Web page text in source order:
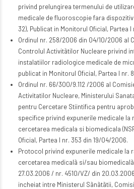
privind prelungirea termenului de
medicale de fluoroscopie fara
32), Publicat in Monitorul Oficial, Partea I
Ordinul nr. 258/2006 din 04/10/2006 al
Controlul Activitãtilor Nucleare privind
instalatiilor radiologice medicale de
publicat in Monitorul Oficial, Partea I nr.
Ordinul nr. 66/300/9.112 /2006 al
Activitatilor Nucleare, Ministerului
pentru Cercetare Stiintifica pentru
specifice privind expunerile medicale la
cercetarea medicala si biomedicala
Oficial, Partea I nr. 353 din 19/04/2006.
Protocol privind expunerile medicale la
cercetarea medicalã si/sau
27.03.2006 / nr. 4510/VZ/ din
incheiat intre Ministerul Sãnãtãtii,